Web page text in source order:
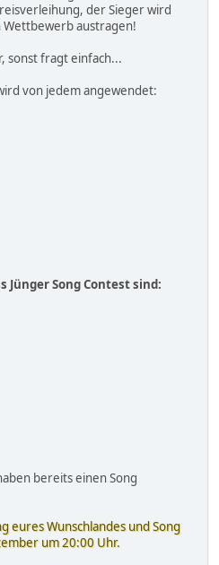
der Sieger wird
Wettbewerb austragen!
sonst fragt einfach...
von jedem angewendet:
Jünger Song Contest sind:
bereits einen Song
eures Wunschlandes und Song
um 20:00 Uhr.